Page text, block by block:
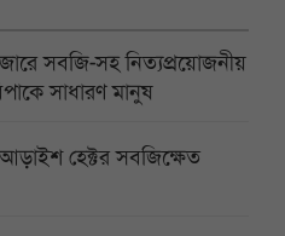
সবজি-সহ নিত্যপ্রয়োজনীয়
সাধারণ মানুষ
আড়াইশ হেক্টর সবজিক্ষেত